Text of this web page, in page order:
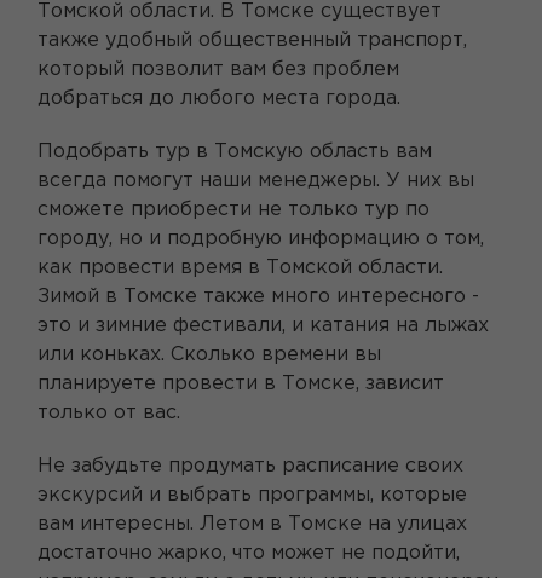
Томской области. В Томске существует
также удобный общественный транспорт,
который позволит вам без проблем
добраться до любого места города.
Подобрать тур в Томскую область вам
всегда помогут наши менеджеры. У них вы
сможете приобрести не только тур по
городу, но и подробную информацию о том,
как провести время в Томской области.
Зимой в Томске также много интересного -
это и зимние фестивали, и катания на лыжах
или коньках. Сколько времени вы
планируете провести в Томске, зависит
только от вас.
Не забудьте продумать расписание своих
экскурсий и выбрать программы, которые
вам интересны. Летом в Томске на улицах
достаточно жарко, что может не подойти,